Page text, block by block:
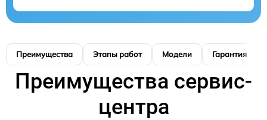
Преимущества Этапы работ Модели Гарантия
Преимущества сервис-
центра